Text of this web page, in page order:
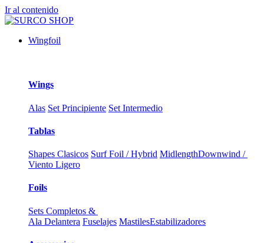
Ir al contenido
Wingfoil
Wings
Alas Set Principiente Set Intermedio
Tablas
Shapes Clasicos Surf Foil / Hybrid MidlengthDownwind /
Viento Ligero
Foils
Sets Completos &
Ala Delantera Fuselajes MastilesEstabilizadores